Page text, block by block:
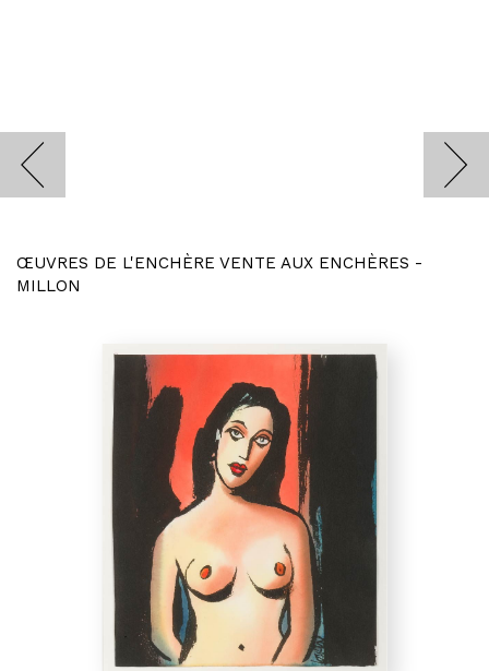
ŒUVRES DE L'ENCHÈRE VENTE AUX ENCHÈRES -
MILLON